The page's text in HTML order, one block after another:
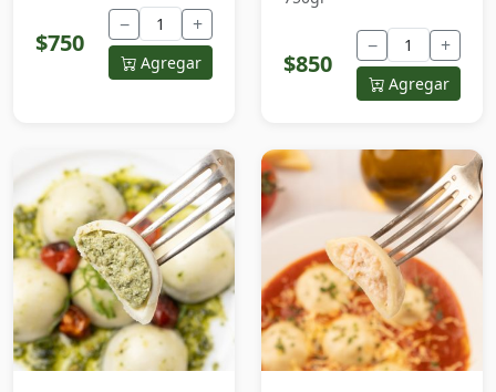
$750
− +
Agregar $850
− +
Agregar